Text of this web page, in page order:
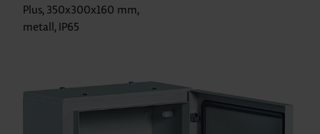
Plus, 350x300x160 mm,
metall, IP65